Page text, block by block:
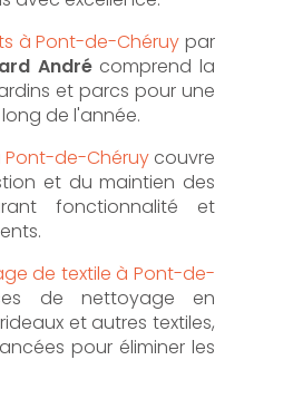
à Pont-de-Chéruy par
André comprend la
et parcs pour une
de l'année.
de-Chéruy couvre
et du maintien des
fonctionnalité et
de textile à Pont-de-
de nettoyage en
et autres textiles,
pour éliminer les